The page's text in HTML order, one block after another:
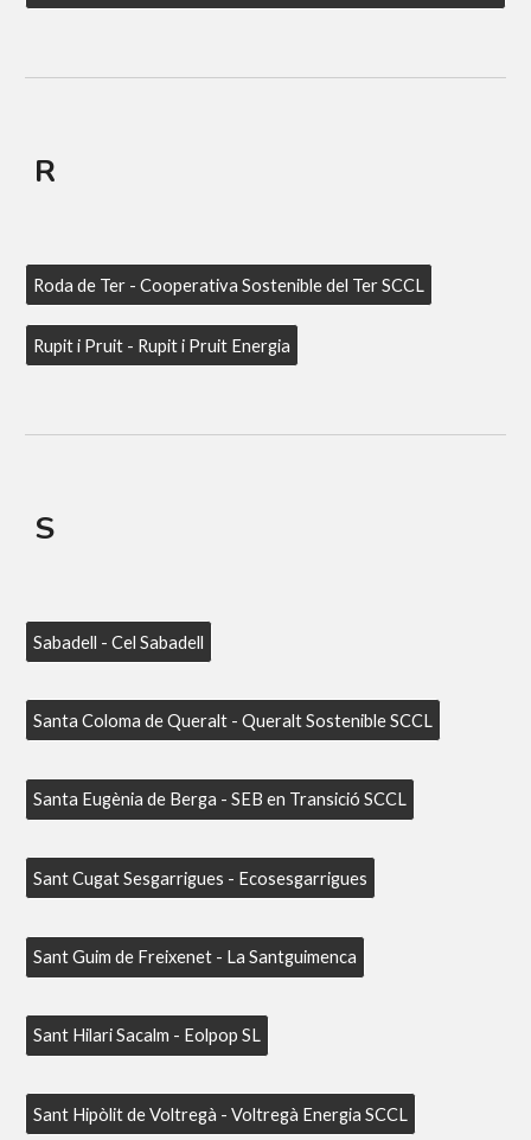
R
Roda de Ter - Cooperativa Sostenible del Ter SCCL
Rupit i Pruit - Rupit i Pruit Energia
S
Sabadell - Cel Sabadell
Santa Coloma de Queralt - Queralt Sostenible SCCL
Santa Eugènia de Berga - SEB en Transició SCCL
Sant Cugat Sesgarrigues - Ecosesgarrigues
Sant Guim de Freixenet - La Santguimenca
Sant Hilari Sacalm - Eolpop SL
Sant Hipòlit de Voltregà - Voltregà Energia SCCL